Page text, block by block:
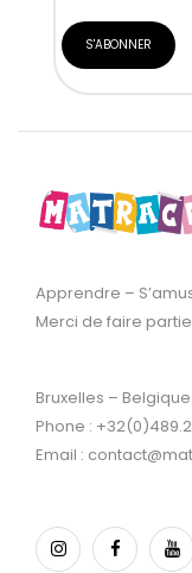
Apprendre –
Merci de faire
Bruxelles – Belgique
Phone :
Email :